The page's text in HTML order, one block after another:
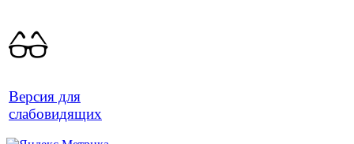
Версия для
слабовидящих